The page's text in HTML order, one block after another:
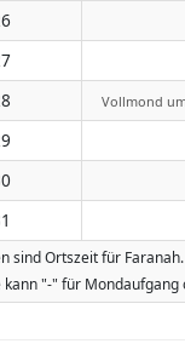
Vollmond
sind Ortszeit für
kann "-" für